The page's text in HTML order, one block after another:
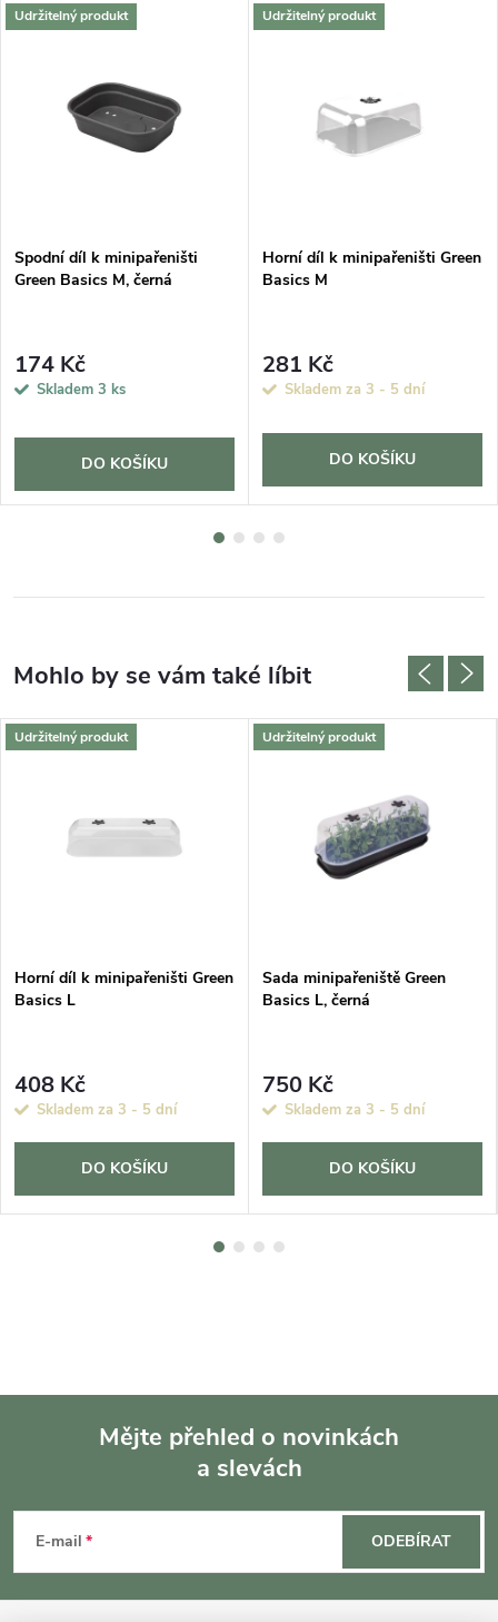
Udržitelný produkt
Spodní díl k minipařeništi
Green Basics M, černá
174 Kč
Skladem 3 ks
DO KOŠÍKU
Udržitelný produkt
Horní díl k minipařeništi Green
Basics M
281 Kč
Skladem za 3 - 5 dní
DO KOŠÍKU
Udržitelný produkt
Horní díl k minipařeništi Green
Basics L
408 Kč
Skladem za 3 - 5 dní
DO KOŠÍKU
Udržitelný produkt
Sada minipařeniště Green
Basics L, černá
750 Kč
Skladem za 3 - 5 dní
DO KOŠÍKU
p
Mějte přehled o novinkách
a slevách
E-mail ODEBÍRAT